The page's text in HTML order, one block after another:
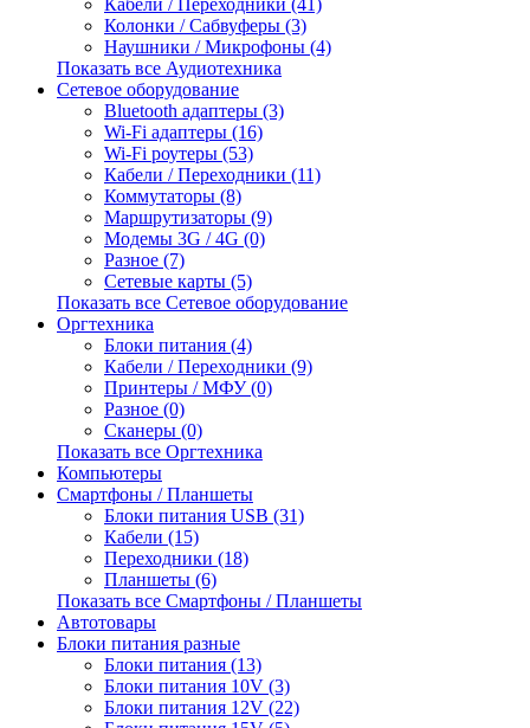
Кабели / Переходники (41)
Колонки / Сабвуферы (3)
Наушники / Микрофоны (4)
Показать все Аудиотехника
Сетевое оборудование
Bluetooth адаптеры (3)
Wi-Fi адаптеры (16)
Wi-Fi роутеры (53)
Кабели / Переходники (11)
Коммутаторы (8)
Маршрутизаторы (9)
Модемы 3G / 4G (0)
Разное (7)
Сетевые карты (5)
Показать все Сетевое оборудование
Оргтехника
Блоки питания (4)
Кабели / Переходники (9)
Принтеры / МФУ (0)
Разное (0)
Сканеры (0)
Показать все Оргтехника
Компьютеры
Смартфоны / Планшеты
Блоки питания USB (31)
Кабели (15)
Переходники (18)
Планшеты (6)
Показать все Смартфоны / Планшеты
Автотовары
Блоки питания разные
Блоки питания (13)
Блоки питания 10V (3)
Блоки питания 12V (22)